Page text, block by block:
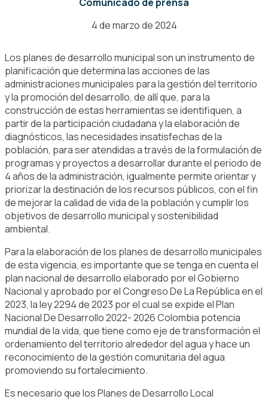
4 de marzo de 2024
Los planes de desarrollo municipal son un instrumento de
planificación que determina las acciones de las
administraciones municipales para la gestión del territorio
y la promoción del desarrollo, de allí que, para la
construcción de estas herramientas se identifiquen, a
partir de la participación ciudadana y la elaboración de
diagnósticos, las necesidades insatisfechas de la
población, para ser atendidas a través de la formulación de
programas y proyectos a desarrollar durante el periodo de
4 años de la administración, igualmente permite orientar y
priorizar la destinación de los recursos públicos, con el fin
de mejorar la calidad de vida de la población y cumplir los
objetivos de desarrollo municipal y sostenibilidad
ambiental.
Para la elaboración de los planes de desarrollo municipales
de esta vigencia, es importante que se tenga en cuenta el
plan nacional de desarrollo elaborado por el Gobierno
Nacional y aprobado por el Congreso De La República en el
2023, la ley 2294 de 2023 por el cual se expide el Plan
Nacional De Desarrollo 2022- 2026 Colombia potencia
mundial de la vida, que tiene como eje de transformación el
ordenamiento del territorio alrededor del agua y hace un
reconocimiento de la gestión comunitaria del agua
promoviendo su fortalecimiento.
Es necesario que los Planes de Desarrollo Local